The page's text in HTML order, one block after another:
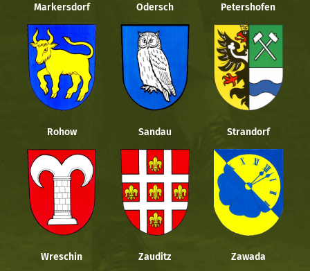
Markersdorf Odersch Petershofen
Rohow Sandau Strandorf
Wreschin Zauditz Zawada